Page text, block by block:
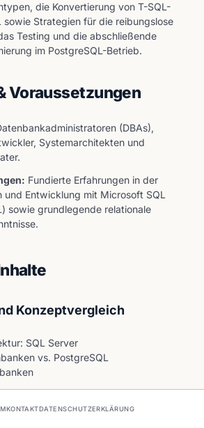
die Konvertierung von T-SQL-
sowie Strategien für die reibungslose
Testing und die abschließende
im PostgreSQL-Betrieb.
Voraussetzungen
(DBAs),
Systemarchitekten und
Fundierte Erfahrungen in der
und Entwicklung mit Microsoft SQL
sowie grundlegende relationale
Konzeptvergleich
SQL Server
vs. PostgreSQL
Filegroups und
vs. Tablespaces und WAL
KONTAKTDATENSCHUTZERKLÄRUNG